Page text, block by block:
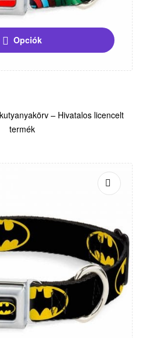
Opciók
– Hivatalos licencelt
termék